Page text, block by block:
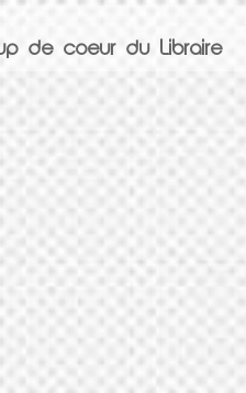
de coeur du Libraire